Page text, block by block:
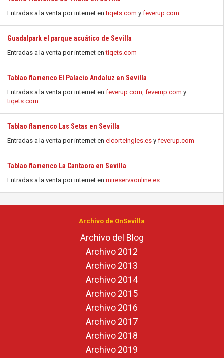
Entradas a la venta por internet entiqets.com y feverup.com
Guadalpark el parque acuático de Sevilla
Entradas a la venta por internet entiqets.com
Tablao flamenco El Palacio Andaluz en Sevilla
Entradas a la venta por internet en feverup.com, feverup.com y
tiqets.com
Tablao flamenco Las Setas en Sevilla
Entradas a la venta por internet en elcorteingles.es y feverup.com
Tablao flamenco La Cantaora en Sevilla
Entradas a la venta por internet en mireservaonline.es
Archivo de OnSevilla
Archivo del Blog
Archivo 2012
Archivo 2013
Archivo 2014
Archivo 2015
Archivo 2016
Archivo 2017
Archivo 2018
Archivo 2019